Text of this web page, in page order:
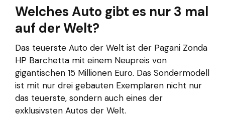
Welches Auto gibt es nur 3 mal
auf der Welt?
Das teuerste Auto der Welt ist der Pagani Zonda
HP Barchetta mit einem Neupreis von
gigantischen 15 Millionen Euro. Das Sondermodell
ist mit nur drei gebauten Exemplaren nicht nur
das teuerste, sondern auch eines der
exklusivsten Autos der Welt.